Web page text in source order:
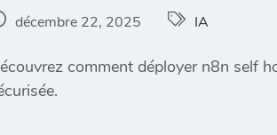
décembre 22, 2025 IA
comment déployer n8n self